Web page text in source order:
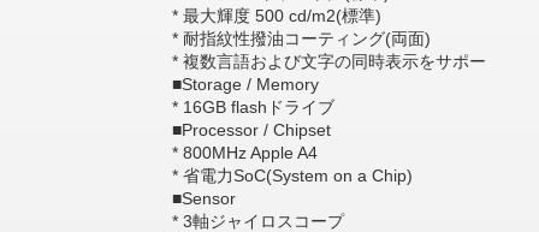
* 最大輝度 500 cd/m2(標準)
* 耐指紋性撥油コーティング(両面)
* 複数言語および文字の同時表示をサポー
■Storage / Memory
* 16GB flashドライブ
■Processor / Chipset
* 800MHz Apple A4
* 省電力SoC(System on a Chip)
■Sensor
* 3軸ジャイロスコープ